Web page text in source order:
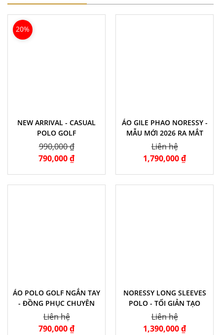
20%
NEW ARRIVAL - CASUAL
POLO GOLF
990,000 ₫
790,000 ₫
ÁO GILE PHAO NORESSY -
MẪU MỚI 2026 RA MẮT
Liên hệ
1,790,000 ₫
ÁO POLO GOLF NGẮN TAY
- ĐỒNG PHỤC CHUYÊN
NGHIỆP
Liên hệ
790,000 ₫
NORESSY LONG SLEEVES
POLO - TỐI GIẢN TẠO
NÊN ĐẲNG CẤP
Liên hệ
1,390,000 ₫